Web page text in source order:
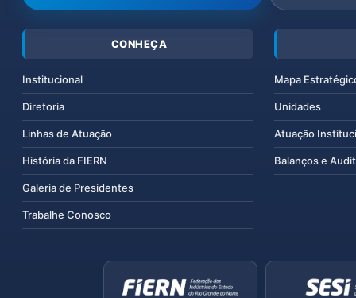
CONHEÇA
Institucional
Diretoria
Linhas de Atuação
História da FIERN
Galeria de Presidentes
Trabalhe Conosco
Mapa
Unidades
Atuação
Balanços e